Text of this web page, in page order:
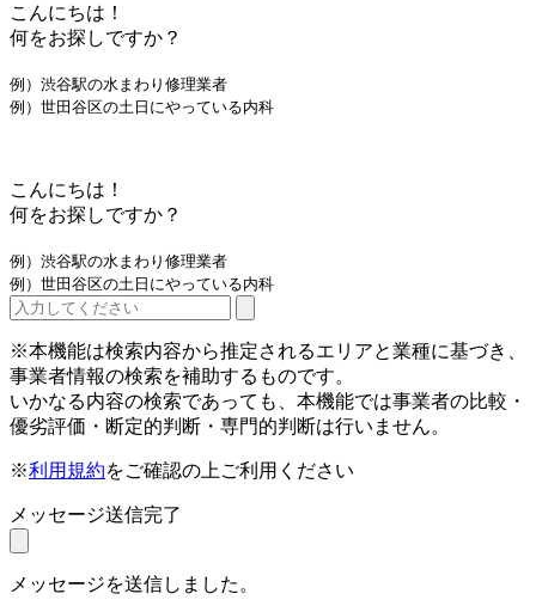
こんにちは！
何をお探しですか？
例）渋谷駅の水まわり修理業者
例）世田谷区の土日にやっている内科
こんにちは！
何をお探しですか？
例）渋谷駅の水まわり修理業者
例）世田谷区の土日にやっている内科
※本機能は検索内容から推定されるエリアと業種に基づき、
事業者情報の検索を補助するものです。
いかなる内容の検索であっても、本機能では事業者の比較・
優劣評価・断定的判断・専門的判断は行いません。
※利用規約をご確認の上ご利用ください
メッセージ送信完了
メッセージを送信しました。